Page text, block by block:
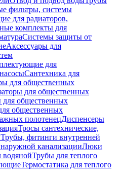
фильтры, системы
для радиаторов,
комплекты для
Системы защиты от
Аксессуары для
для
Сантехника для
для общественных
для общественных
для общественных
общественных
полотенецДиспенсеры
Тросы сантехнические,
Трубы, фитинги внутренней
канализацииЛюки
Трубы для теплого
Термостатика для теплого